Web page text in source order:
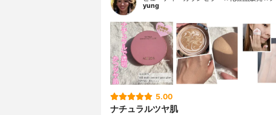
yung
5.00
ナチュラルツヤ肌